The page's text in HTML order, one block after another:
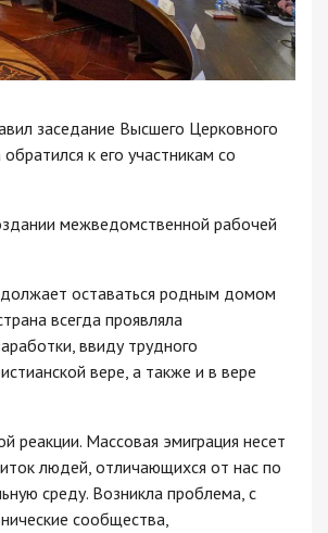
заседание Высшего Церковного
к его участникам со
межведомственной рабочей
оставаться родным домом
всегда проявляла
ввиду трудного
вере, а также и в вере
реакции. Массовая эмиграция несет
людей, отличающихся от нас по
среду. Возникла проблема, с
сообщества,